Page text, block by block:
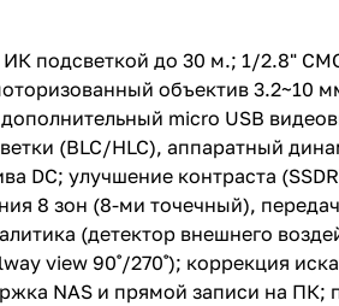
движения 8 зон (8-ми точечный),
на поворотную IP камеру (Handover);
- 32 зоны; встроенная
внешнего воздействия, детектор
расфокусировки); цифровой PTZ (24х);
(Hallway view 90˚/270˚);
объектива (LDC); RJ-45 10/100 Base-T
карт записи SD/SDHC/SDXC (до 256ГБ),
записи на ПК; питание
11W; рабочае температура -40°C ~
вес 1298 гр., IP66/IK10, алюминиевый
подсветкой до 30 м.; 1/2.8"
объектив 3.2~10
micro USB
(BLC/HLC), аппаратный
DC; улучшение контраста
8 зон (8-ми точечный),
(детектор внешнего
view 90˚/270˚); коррекция
NAS и прямой записи на ПК;